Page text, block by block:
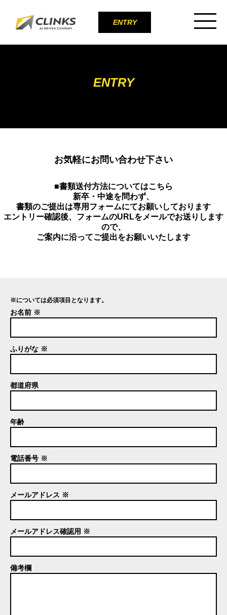
ENTRY
ENTRY
お気軽にお問い合わせ下さい
■書類送付方法についてはこちら
新卒・中途を問わず、
書類のご提出は専用フォームにてお願いしております
エントリー確認後、フォームのURLをメールでお送りします
ので、
ご案内に沿ってご提出をお願いいたします
※については必須項目となります。
お名前 ※
ふりがな ※
都道府県
年齢
電話番号 ※
メールアドレス ※
メールアドレス確認用 ※
備考欄